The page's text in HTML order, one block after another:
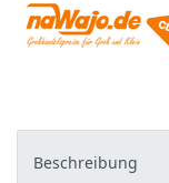
Beschreibung